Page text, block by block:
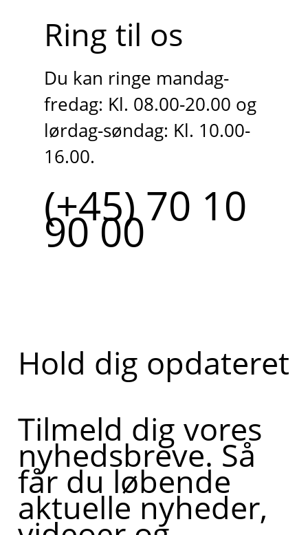
Ring til os
Du kan ringe mandag-
fredag: Kl. 08.00-20.00 og
lørdag-søndag: Kl. 10.00-
16.00.
(+45) 70 10
90 00
Hold dig opdateret
Tilmeld dig vores
nyhedsbreve. Så
får du løbende
aktuelle nyheder,